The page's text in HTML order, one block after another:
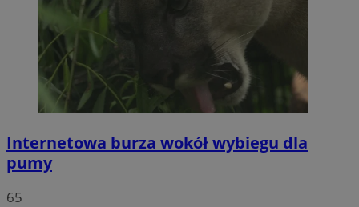
Internetowa burza wokół wybiegu dla
pumy
65